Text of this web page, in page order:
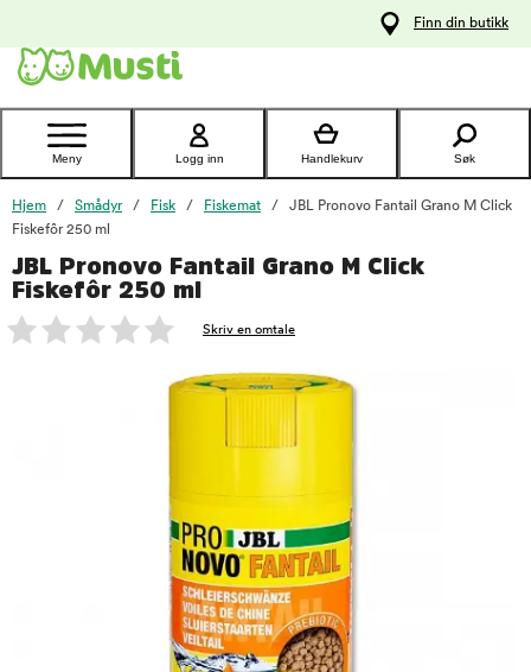
Kontakt
kundeservice
Finn din butikk
Meny Logg inn Handlekurv Søk
Hjem Smådyr Fisk Fiskemat
JBL Pronovo Fantail Grano M Click
Fiskefôr 250 ml
JBL Pronovo Fantail Grano M Click
Fiskefôr 250 ml
Skriv en omtale
foo